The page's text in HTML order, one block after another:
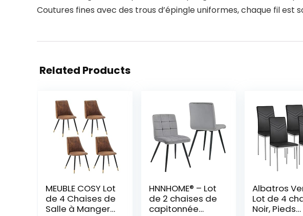
Coutures fines avec des trous d’épingle uniformes, chaque fil est
Related Products
MEUBLE COSY Lot
de 4 Chaises de
Salle à Manger
HNNHOME® – Lot
de 2 chaises de
capitonnée
Albatros
Lot de 4
Noir, Pieds